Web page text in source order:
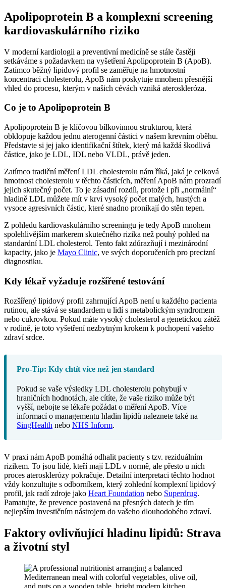
Apolipoprotein B a komplexní screening
kardiovaskulárního riziko
V moderní kardiologii a preventivní medicíně se stále častěji
setkáváme s požadavkem na vyšetření Apolipoprotein B (ApoB).
Zatímco běžný lipidový profil se zaměřuje na hmotnostní
koncentraci cholesterolu, ApoB nám poskytuje mnohem přesnější
vhled do procesu, kterým v našich cévách vzniká ateroskleróza.
Co je to Apolipoprotein B
Apolipoprotein B je klíčovou bílkovinnou strukturou, která
obklopuje každou jednu aterogenní částici v našem krevním oběhu.
Představte si jej jako identifikační štítek, který má každá škodlivá
částice, jako je LDL, IDL nebo VLDL, právě jeden.
Zatímco tradiční měření LDL cholesterolu nám říká, jaká je celková
hmotnost cholesterolu v těchto částicích, měření ApoB nám prozradí
jejich skutečný počet. To je zásadní rozdíl, protože i při „normální“
hladině LDL můžete mít v krvi vysoký počet malých, hustých a
vysoce agresivních částic, které snadno pronikají do stěn tepen.
Z pohledu kardiovaskulárního screeningu je tedy ApoB mnohem
spolehlivějším markerem skutečného rizika než pouhý pohled na
standardní LDL cholesterol. Tento fakt zdůrazňují i mezinárodní
kapacity, jako je Mayo Clinic, ve svých doporučeních pro precizní
diagnostiku.
Kdy lékař vyžaduje rozšířené testování
Rozšířený lipidový profil zahrnující ApoB není u každého pacienta
rutinou, ale stává se standardem u lidí s metabolickým syndromem
nebo cukrovkou. Pokud máte vysoký cholesterol a genetickou zátěž
v rodině, je toto vyšetření nezbytným krokem k pochopení vašeho
zdraví srdce.
Pro-Tip: Kdy chtít více než jen standard
Pokud se vaše výsledky LDL cholesterolu pohybují v
hraničních hodnotách, ale cítíte, že vaše riziko může být
vyšší, nebojte se lékaře požádat o měření ApoB. Více
informací o managementu hladin lipidů naleznete také na
SingHealth nebo NHS Inform.
V praxi nám ApoB pomáhá odhalit pacienty s tzv. reziduálním
rizikem. To jsou lidé, kteří mají LDL v normě, ale přesto u nich
proces aterosklerózy pokračuje. Detailní interpretaci těchto hodnot
vždy konzultujte s odborníkem, který zohlední komplexní lipidový
profil, jak radí zdroje jako Heart Foundation nebo Superdrug.
Pamatujte, že prevence postavená na přesných datech je tím
nejlepším investičním nástrojem do vašeho dlouhodobého zdraví.
Faktory ovlivňující hladinu lipidů: Strava
a životní styl